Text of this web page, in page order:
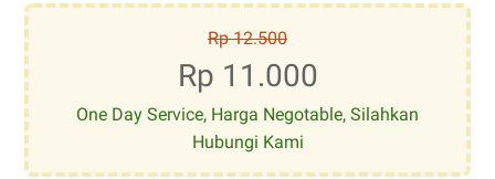
Rp 12.500
Rp 11.000
One Day Service, Harga Negotable, Silahkan
Hubungi Kami